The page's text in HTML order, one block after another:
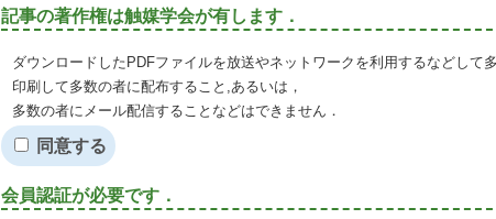
記事の著作権は触媒学会が有します．
ダウンロードしたPDFファイルを放送やネットワークを利用するなどして
印刷して多数の者に配布すること,あるいは，
多数の者にメール配信することなどはできません．
同意する
会員認証が必要です．